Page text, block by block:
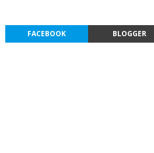
FACEBOOK BLOGGER